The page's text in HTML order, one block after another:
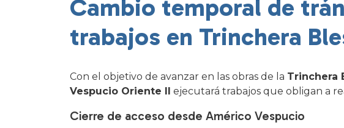
Cambio temporal de
trabajos en Trinchera
Con el objetivo de avanzar en las obras de la Trinchera
Vespucio Oriente II ejecutará trabajos que obligan a
Cierre de acceso desde Américo Vespucio